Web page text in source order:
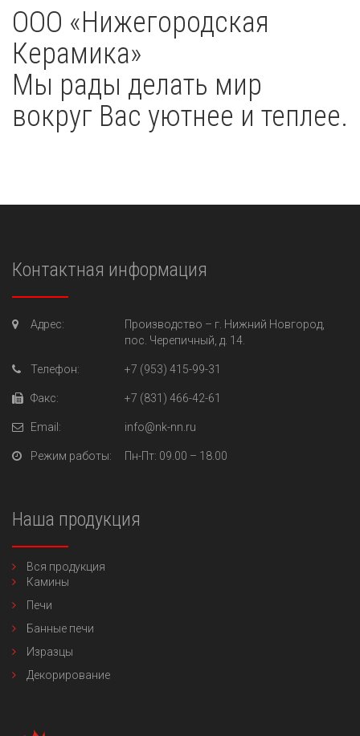
OOO «Нижегородская
Керамика»
Мы рады делать мир
вокруг Вас уютнее и теплее.
Контактная информация
Адрес: Производство – г. Нижний Новгород,
пос. Черепичный, д. 14.
Телефон: +7 (953) 415-99-31
Факс: +7 (831) 466-42-61
Email: info@nk-nn.ru
Режим работы: Пн-Пт: 09.00 – 18.00
Наша продукция
Вся продукция
Камины
Печи
Банные печи
Изразцы
Декорирование